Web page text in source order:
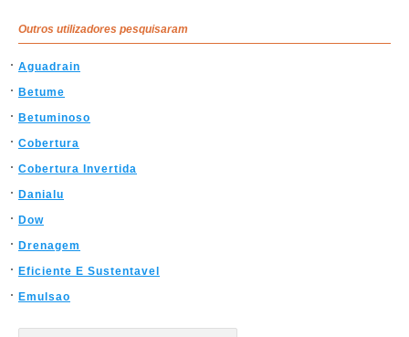
Outros utilizadores pesquisaram
Aguadrain
Betume
Betuminoso
Cobertura
Cobertura Invertida
Danialu
Dow
Drenagem
Eficiente E Sustentavel
Emulsao